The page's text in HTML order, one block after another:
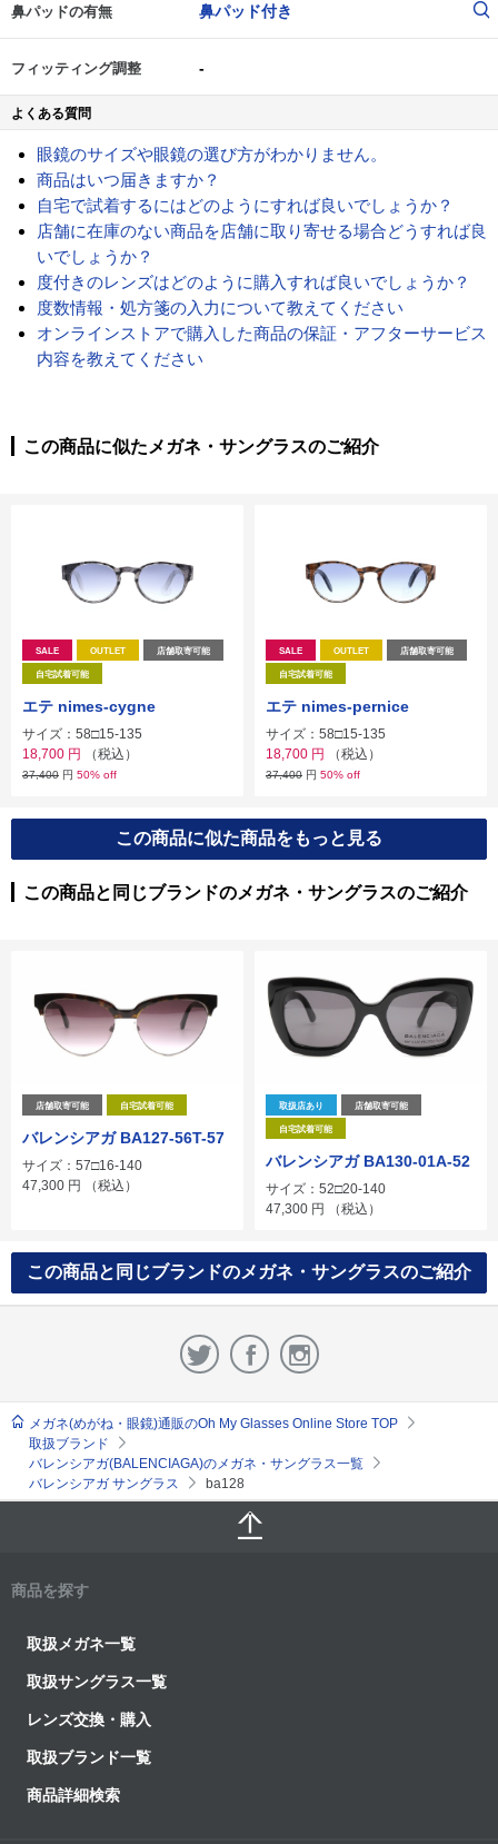
鼻パッドの有無 鼻パッド付き
フィッティング調整 -
よくある質問
眼鏡のサイズや眼鏡の選び方がわかりません。
商品はいつ届きますか？
自宅で試着するにはどのようにすれば良いでしょうか？
店舗に在庫のない商品を店舗に取り寄せる場合どうすれば良
いでしょうか？
度付きのレンズはどのように購入すれば良いでしょうか？
度数情報・処方箋の入力について教えてください
オンラインストアで購入した商品の保証・アフターサービス
内容を教えてください
この商品に似たメガネ・サングラスのご紹介
SALE OUTLET 店舗取寄可能
自宅試着可能
エテ nimes-cygne
サイズ：58□15-135
18,700 円 （税込）
37,400 円 50% off
SALE OUTLET 店舗取寄可能
自宅試着可能
エテ nimes-pernice
サイズ：58□15-135
18,700 円 （税込）
37,400 円 50% off
この商品に似た商品をもっと見る
この商品と同じブランドのメガネ・サングラスのご紹介
店舗取寄可能 自宅試着可能
バレンシアガ BA127-56T-57
サイズ：57□16-140
47,300 円 （税込）
取扱店あり 店舗取寄可能
自宅試着可能
バレンシアガ BA130-01A-52
サイズ：52□20-140
47,300 円 （税込）
この商品と同じブランドのメガネ・サングラスのご紹介
メガネ(めがね・眼鏡)通販のOh My Glasses Online Store TOP
取扱ブランド
バレンシアガ(BALENCIAGA)のメガネ・サングラス一覧
バレンシアガ サングラス
ba128
商品を探す
取扱メガネ一覧
取扱サングラス一覧
レンズ交換・購入
取扱ブランド一覧
商品詳細検索